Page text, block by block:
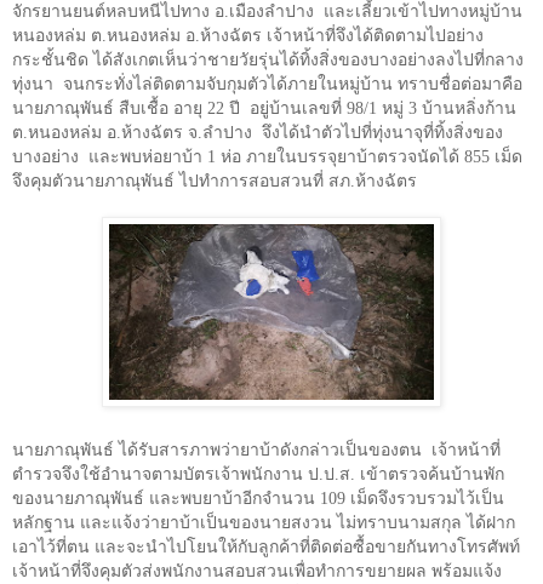
จักรยานยนต์หลบหนีไปทาง อ.เมืองลำปาง
และเลี้ยวเข้าไปทางหมู่บ้าน
หนองหล่ม ต.หนองหล่ม อ.ห้างฉัตร เจ้าหน้าที่จึงได้ติดตามไปอย่าง
กระชั้นชิด ได้สังเกตเห็นว่าชายวัยรุ่นได้ทิ้งสิ่งของบางอย่างลงไปที่กลาง
ทุ่งนา
จนกระทั่งไล่ติดตามจับกุมตัวได้ภายในหมู่บ้าน ทราบชื่อต่อมาคือ
นายภาณุพันธ์ สืบเชื้อ อายุ 22 ปี
อยู่บ้านเลขที่ 98/1 หมู่ 3 บ้านหลิ่งก้าน
ต.หนองหล่ม อ.ห้างฉัตร จ.ลำปาง จึงได้นำตัวไปที่ทุ่งนาจุที่ทิ้งสิ่งของ
บางอย่าง
และพบห่อยาบ้า 1 ห่อ ภายในบรรจุยาบ้าตรวจนัดได้ 855 เม็ด
จึงคุมตัวนายภาณุพันธ์ ไปทำการสอบสวนที่ สภ.ห้างฉัตร
นายภาณุพันธ์ ได้รับสารภาพว่ายาบ้าดังกล่าวเป็นของตน
เจ้าหน้าที่
ตำรวจจึงใช้อำนาจตามบัตรเจ้าพนักงาน ป.ป.ส. เข้าตรวจค้นบ้านพัก
ของนายภาณุพันธ์ และพบยาบ้าอีกจำนวน 109 เม็ดจึงรวบรวมไว้เป็น
หลักฐาน และแจ้งว่ายาบ้าเป็นของนายสงวน ไม่ทราบนามสกุล ได้ฝาก
เอาไว้ที่ตน และจะนำไปโยนให้กับลูกค้าที่ติดต่อซื้อขายกันทางโทรศัพท์
เจ้าหน้าที่จึงคุมตัวส่งพนักงานสอบสวนเพื่อทำการขยายผล พร้อมแจ้ง